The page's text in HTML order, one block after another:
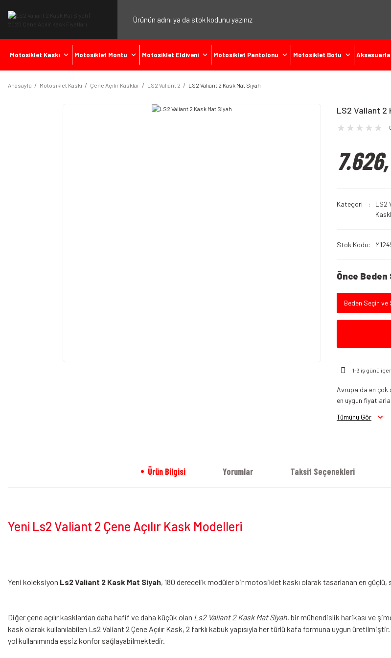
Motosiklet Kaskı Motosiklet Montu Motosiklet Eldiveni Motosiklet Pantolonu Motosiklet Botu
Anasayfa Motosiklet Kaskı Çene Açılır Kasklar LS2 Valiant 2 LS2 Valiant 2 Kask Mat Siyah
LS2 Valiant 2
Kategori LS2
Stok Kodu
Önce Beden
Beden Seçin ve
1-3 iş günü
Avrupa da en çok
en uygun
Tümünü Gör
Ürün Bilgisi Yorumlar Taksit Seçenekleri
Yeni Ls2 Valiant 2 Çene Açılır Kask Modelleri
Yeni koleksiyon Ls2 Valiant 2 Kask Mat Siyah, 180 derecelik modüler bir motosiklet kaskı olarak tasarlanan en
Diğer çene açılır kasklardan daha hafif ve daha küçük olan Ls2 Valiant 2 Kask Mat Siyah, bir mühendislik harikası ve
kask olarak kullanılabilen Ls2 Valiant 2 Çene Açılır Kask, 2 farklı kabuk yapısıyla her türlü kafa formuna uygun
yol kullanımında eşsiz konfor sağlayabilmektedir.